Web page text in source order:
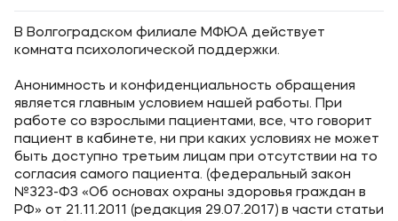
Студентам
Выпускникам
Карьера
Институт дополнительного образования
Уровни образования
В Волгоградском филиале МФЮА действует
комната психологической поддержки.
Анонимность и конфиденциальность обращения
является главным условием нашей работы. При
работе со взрослыми пациентами, все, что говорит
пациент в кабинете, ни при каких условиях не может
быть доступно третьим лицам при отсутствии на то
согласия самого пациента. (федеральный закон
№323-ФЗ «Об основах охраны здоровья граждан в
РФ» от 21.11.2011 (редакция 29.07.2017) в части статьи